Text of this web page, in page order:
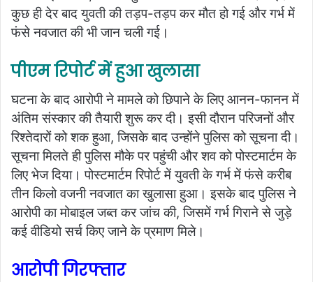
कुछ ही देर बाद युवती की तड़प-तड़प कर मौत हो गई और गर्भ में
फंसे नवजात की भी जान चली गई।
पीएम रिपोर्ट में हुआ खुलासा
घटना के बाद आरोपी ने मामले को छिपाने के लिए आनन-फानन में
अंतिम संस्कार की तैयारी शुरू कर दी। इसी दौरान परिजनों और
रिश्तेदारों को शक हुआ, जिसके बाद उन्होंने पुलिस को सूचना दी।
सूचना मिलते ही पुलिस मौके पर पहुंची और शव को पोस्टमार्टम के
लिए भेज दिया। पोस्टमार्टम रिपोर्ट में युवती के गर्भ में फंसे करीब
तीन किलो वजनी नवजात का खुलासा हुआ। इसके बाद पुलिस ने
आरोपी का मोबाइल जब्त कर जांच की, जिसमें गर्भ गिराने से जुड़े
कई वीडियो सर्च किए जाने के प्रमाण मिले।
आरोपी गिरफ्तार